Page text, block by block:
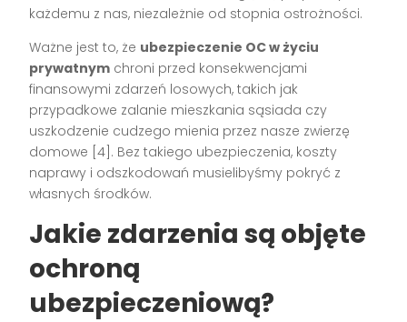
każdemu z nas, niezależnie od stopnia ostrożności.
Ważne jest to, że ubezpieczenie OC w życiu
prywatnym chroni przed konsekwencjami
finansowymi zdarzeń losowych, takich jak
przypadkowe zalanie mieszkania sąsiada czy
uszkodzenie cudzego mienia przez nasze zwierzę
domowe [4]. Bez takiego ubezpieczenia, koszty
naprawy i odszkodowań musielibyśmy pokryć z
własnych środków.
Jakie zdarzenia są objęte
ochroną
ubezpieczeniową?